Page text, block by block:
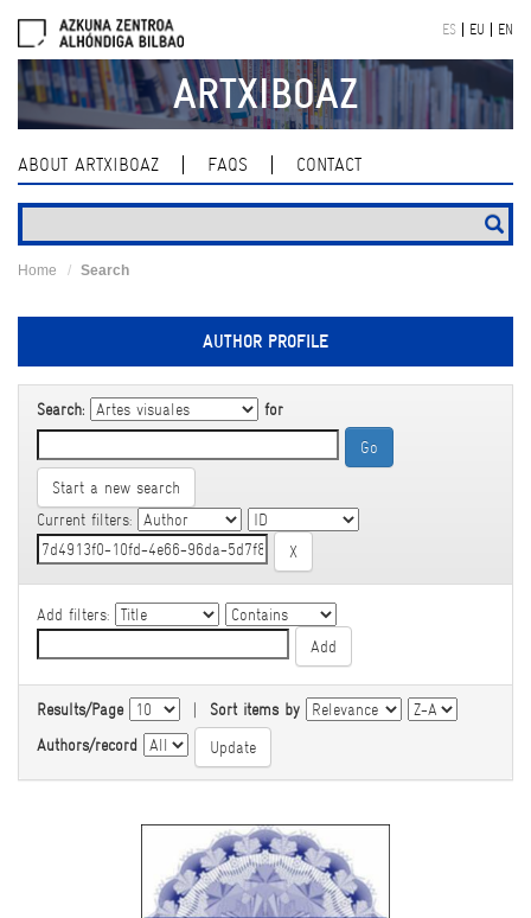
navigation
ES EU EN
ARTXIBOAZ
ABOUT ARTXIBOAZ FAQS CONTACT
Home Search
AUTHOR PROFILE
Search: for
Start a new search
Current filters:
Add filters:
Results/Page | Sort items by
Authors/record